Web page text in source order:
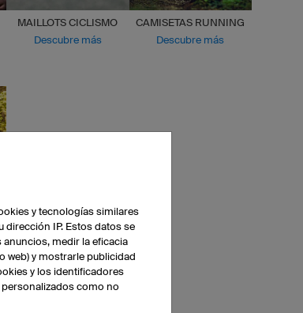
MAILLOTS CICLISMO
Descubre más
CAMISETAS RUNNING
Descubre más
y tecnologías similares
IP. Estos datos se
medir la eficacia
web) y mostrarle publicidad
y los identificadores
como no